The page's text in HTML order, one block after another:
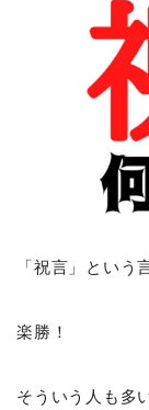
「祝言」という
楽勝！
そういう人も多